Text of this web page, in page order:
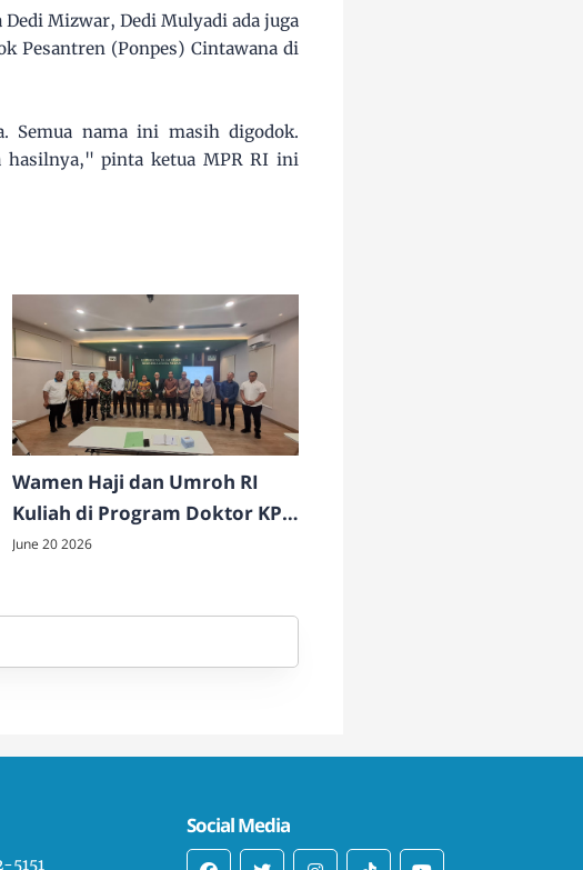
Mizwar, Dedi Mulyadi ada juga
Pesantren (Ponpes) Cintawana di
Semua nama ini masih digodok.
hasilnya," pinta ketua MPR RI ini
Wamen Haji dan Umroh RI
Kuliah di Program Doktor KPI
FDK UINSU
June 20 2026
5151
Social Media